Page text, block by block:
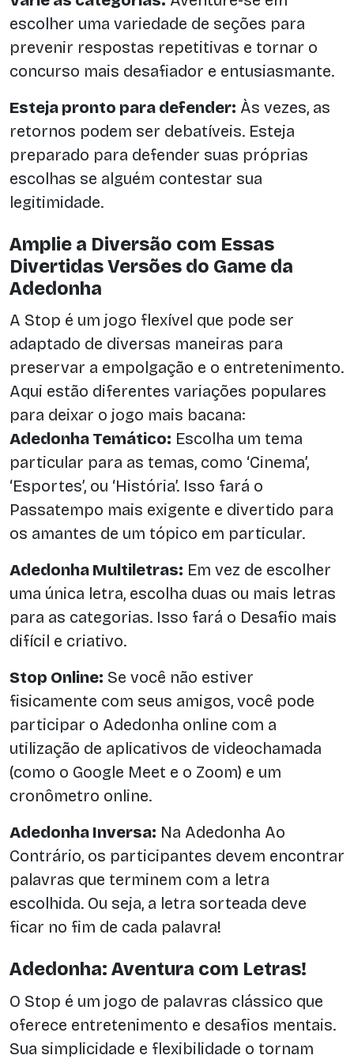
escolher uma variedade de seções para
prevenir respostas repetitivas e tornar o
concurso mais desafiador e entusiasmante.
Esteja pronto para defender: Às vezes, as
retornos podem ser debatíveis. Esteja
preparado para defender suas próprias
escolhas se alguém contestar sua
legitimidade.
Amplie a Diversão com Essas
Divertidas Versões do Game da
Adedonha
A Stop é um jogo flexível que pode ser
adaptado de diversas maneiras para
preservar a empolgação e o entretenimento.
Aqui estão diferentes variações populares
para deixar o jogo mais bacana:
Adedonha Temático: Escolha um tema
particular para as temas, como ‘Cinema’,
‘Esportes’, ou ‘História’. Isso fará o
Passatempo mais exigente e divertido para
os amantes de um tópico em particular.
Adedonha Multiletras: Em vez de escolher
uma única letra, escolha duas ou mais letras
para as categorias. Isso fará o Desafio mais
difícil e criativo.
Stop Online: Se você não estiver
fisicamente com seus amigos, você pode
participar o Adedonha online com a
utilização de aplicativos de videochamada
(como o Google Meet e o Zoom) e um
cronômetro online.
Adedonha Inversa: Na Adedonha Ao
Contrário, os participantes devem encontrar
palavras que terminem com a letra
escolhida. Ou seja, a letra sorteada deve
ficar no fim de cada palavra!
Adedonha: Aventura com Letras!
O Stop é um jogo de palavras clássico que
oferece entretenimento e desafios mentais.
Sua simplicidade e flexibilidade o tornam